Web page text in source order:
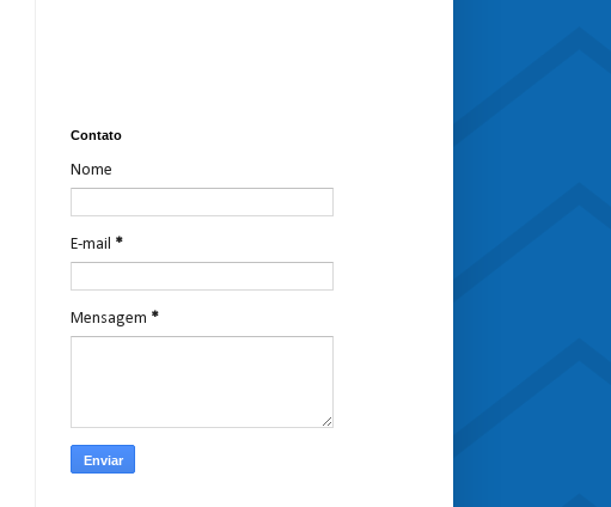
Contato
Nome
E-mail *
Mensagem *